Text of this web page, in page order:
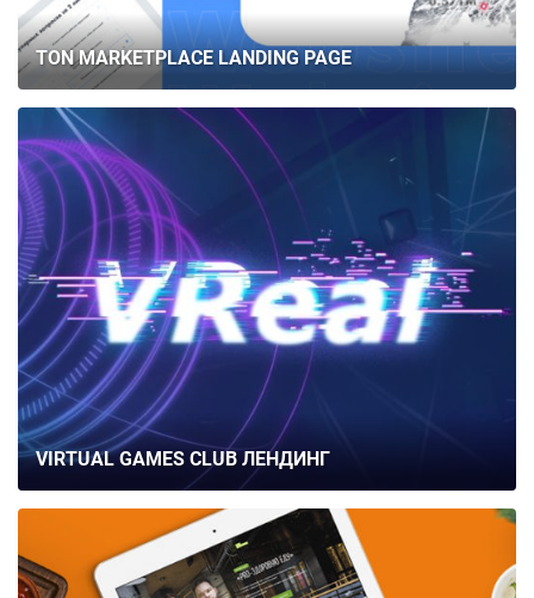
TON MARKETPLACE LANDING PAGE
VIRTUAL GAMES CLUB ЛЕНДИНГ